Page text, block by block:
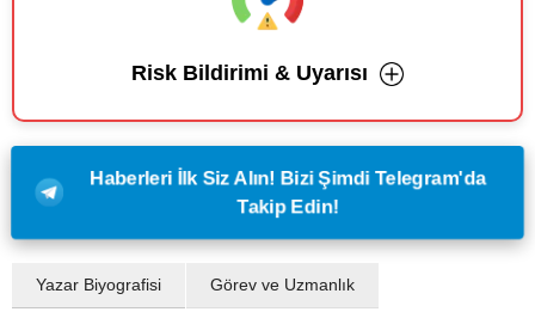
Risk Bildirimi & Uyarısı
Haberleri İlk Siz Alın! Bizi Şimdi Telegram'da
Takip Edin!
Yazar Biyografisi Görev ve Uzmanlık